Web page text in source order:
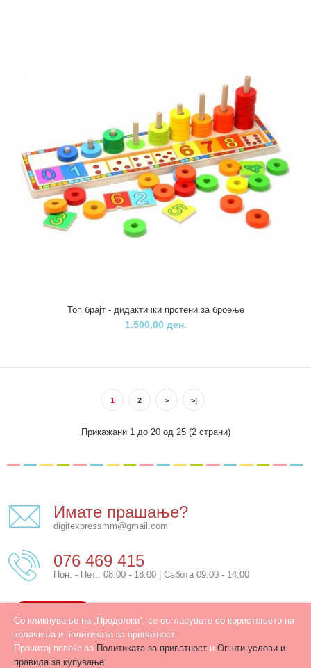
Со кликнување на „Продолжи“, се согласувате со користењето на
колачиња и политиката за приватност.
Прочитај повеќе за Политиката за приватност и Општи услови и
правила за купување
Пино сложувалка вметнувалка Фарма
Комплексно дидактичко средство кое е во исто време е
Топ брајт - дидактички прстени за броење
1.500,00 ден.
1 2 > >|
Прикажани 1 до 20 од 25 (2 страни)
Имате прашање?
digitexpressmm@gmail.com
076 469 415
Пон. - Пет.: 08:00 - 18:00 | Сабота 09:00 - 14:00